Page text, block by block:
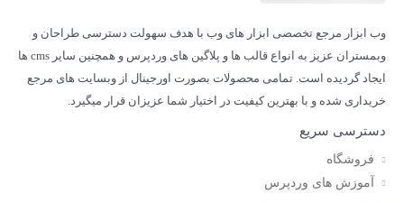
وب ابزار مرجع تخصصی ابزار های وب با هدف سهولت دسترسی طراحان و
وبمستران عزیز به انواع قالب ها و پلاگین های وردپرس و همچنین سایر cms ها
ایجاد گردیده است. تمامی محصولات بصورت اورجینال از وبسایت های مرجع
خریداری شده و با بهترین کیفیت در اختیار شما عزیزان قرار میگیرد.
دسترسی سریع
فروشگاه
آموزش های وردپرس